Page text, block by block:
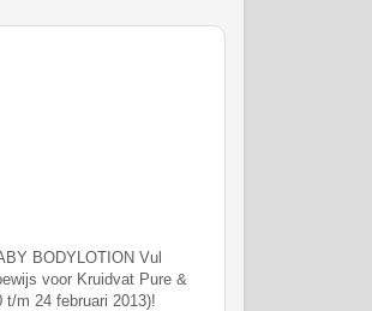
BODYLOTION Vul
voor Kruidvat Pure &
t/m 24 februari 2013)!